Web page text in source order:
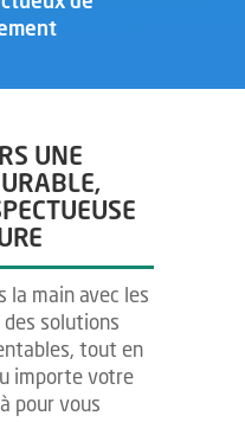
UNE
la main avec les
solutions
tout en
importe votre
pour vous